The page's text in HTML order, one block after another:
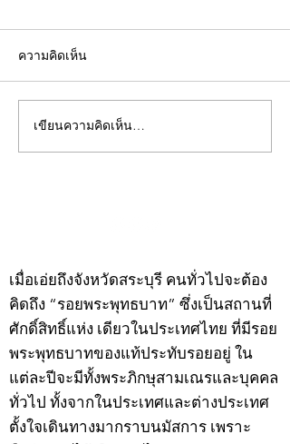
คอลัมน์"จับชีพจรวงการ
พระ"ประจำพุธที่ 29
ความคิดเห็น
เขียนความคิดเห็น…
เมื่อเอ่ยถึงจังหวัดสระบุรี คนทั่วไปจะต้อง
คิดถึง “รอยพระพุทธบาท” ซึ่งเป็นสถานที่
ศักดิ์สิทธิ์แห่ง เดียวในประเทศไทย ที่มีรอย
พระพุทธบาทของแท้ประทับรอยอยู่ ใน
แต่ละปีจะมีทั้งพระภิกษุสามเณรและบุคคล
ทั่วไป ทั้งจากในประเทศและต่างประเทศ
ตั้งใจเดินทางมากราบนมัสการ เพราะ